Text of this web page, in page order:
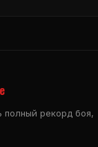
рекорд боя,